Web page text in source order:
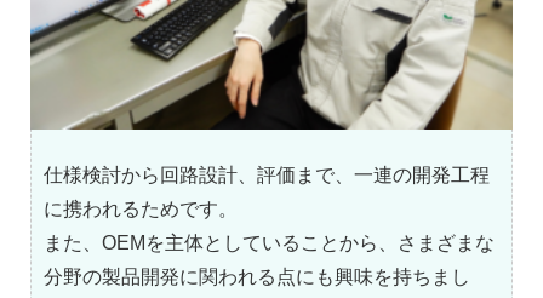
仕様検討から回路設計、評価まで、一連の開発工程
に携われるためです。
また、OEMを主体としていることから、さまざまな
分野の製品開発に関われる点にも興味を持ちまし